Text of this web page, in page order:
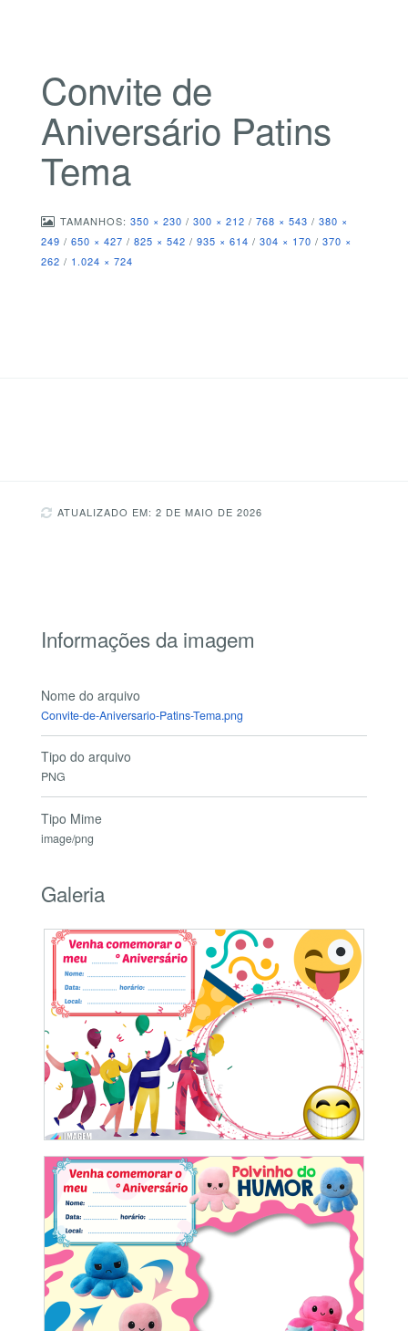
Convite de
Aniversário Patins
Tema
TAMANHOS: 350 × 230 / 300 × 212 / 768 × 543 / 380 ×
249 / 650 × 427 / 825 × 542 / 935 × 614 / 304 × 170 / 370 ×
262 / 1.024 × 724
ATUALIZADO EM: 2 DE MAIO DE 2026
Informações da imagem
Nome do arquivo
Convite-de-Aniversario-Patins-Tema.png
Tipo do arquivo
PNG
Tipo Mime
image/png
Galeria